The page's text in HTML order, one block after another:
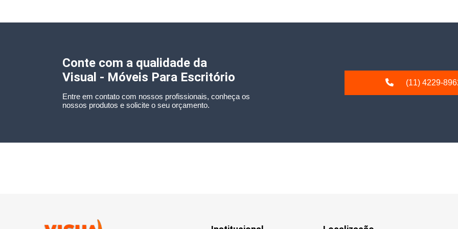
Conte com a qualidade da
Visual - Móveis Para Escritório
Entre em contato com nossos profissionais, conheça os
nossos produtos e solicite o seu orçamento.
(11) 4229-